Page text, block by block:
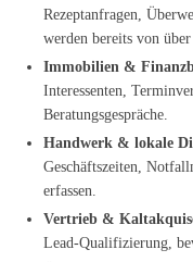
Rezeptanfragen,
werden bereits von
Immobilien &
Interessenten,
Beratungsgespräche.
Handwerk & lokale
Geschäftszeiten,
erfassen.
Vertrieb &
Lead-Qualifizierung,